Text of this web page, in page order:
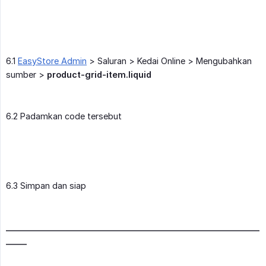
6.1 EasyStore Admin > Saluran > Kedai Online > Mengubahkan
sumber > product-grid-item.liquid
6.2 Padamkan code tersebut
6.3 Simpan dan siap